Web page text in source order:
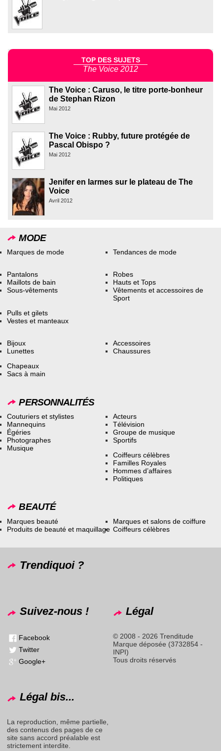
TOP DES SUJETS
The Voice 2012
The Voice : Caruso, le titre porte-bonheur
de Stephan Rizon
Mai 2012
The Voice : Rubby, future protégée de
Pascal Obispo ?
Mai 2012
Jenifer en larmes sur le plateau de The
Voice
Avril 2012
MODE
Marques de mode Tendances de mode
Pantalons
Maillots de bain
Sous-vêtements
Robes
Hauts et Tops
Vêtements et accessoires de
Sport
Pulls et gilets
Vestes et manteaux
Bijoux
Lunettes
Accessoires
Chaussures
Chapeaux
Sacs à main
PERSONNALITÉS
Couturiers et stylistes
Mannequins
Égéries
Photographes
Musique
Acteurs
Télévision
Groupe de musique
Sportifs
Coiffeurs célèbres
Familles Royales
Hommes d’affaires
Politiques
BEAUTÉ
Marques beauté
Produits de beauté et maquillage
Marques et salons de coiffure
Coiffeurs célèbres
Trendiquoi ?
Suivez-nous !
Facebook
Twitter
Google+
Légal
© 2008 - 2026 Trenditude
Marque déposée (3732854 -
INPI)
Tous droits réservés
Légal bis...
La reproduction, même partielle,
des contenus des pages de ce
site sans accord préalable est
strictement interdite.